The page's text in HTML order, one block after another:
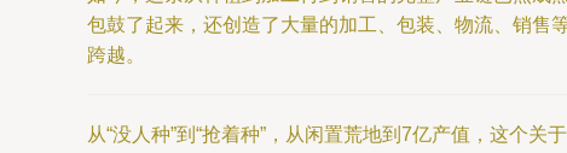
包鼓了起来，还创造了大量的加工、包装、物流、销售
跨越。
从“没人种”到“抢着种”，从闲置荒地到7亿产值，这个